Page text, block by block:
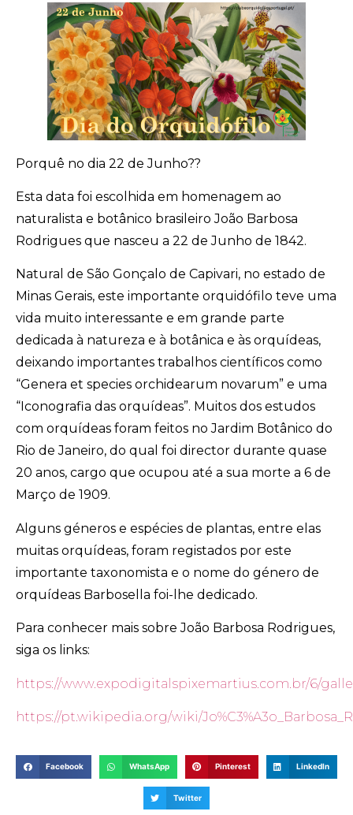
Porquê no dia 22 de Junho??
Esta data foi escolhida em homenagem ao
naturalista e botânico brasileiro João Barbosa
Rodrigues que nasceu a 22 de Junho de 1842.
Natural de São Gonçalo de Capivari, no estado de
Minas Gerais, este importante orquidófilo teve uma
vida muito interessante e em grande parte
dedicada à natureza e à botânica e às orquídeas,
deixando importantes trabalhos científicos como
“Genera et species orchidearum novarum” e uma
“Iconografia das orquídeas”. Muitos dos estudos
com orquídeas foram feitos no Jardim Botânico do
Rio de Janeiro, do qual foi director durante quase
20 anos, cargo que ocupou até a sua morte a 6 de
Março de 1909.
Alguns géneros e espécies de plantas, entre elas
muitas orquídeas, foram registados por este
importante taxonomista e o nome do género de
orquídeas Barbosella foi-lhe dedicado.
Para conhecer mais sobre João Barbosa Rodrigues,
siga os links:
https://www.expodigitalspixemartius.com.br/6/
https://pt.wikipedia.org/wiki/
Facebook WhatsApp Pinterest LinkedIn
Twitter